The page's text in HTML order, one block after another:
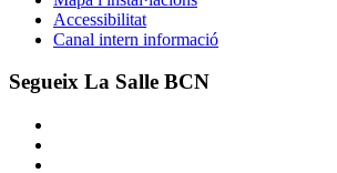
Accessibilitat
Canal intern informació
Segueix La Salle BCN